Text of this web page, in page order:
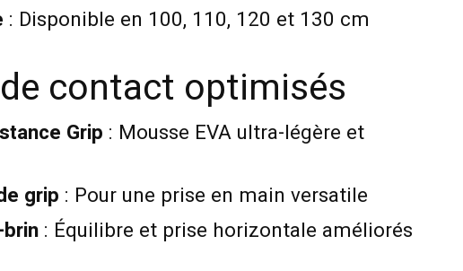
: Disponible en 100, 110, 120 et 130 cm
contact optimisés
Grip : Mousse EVA ultra-légère et
grip : Pour une prise en main versatile
: Équilibre et prise horizontale améliorés